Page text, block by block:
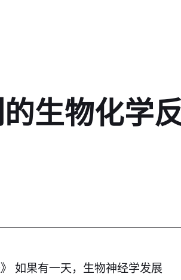
生物化学
如果有一天，生物神经学发展